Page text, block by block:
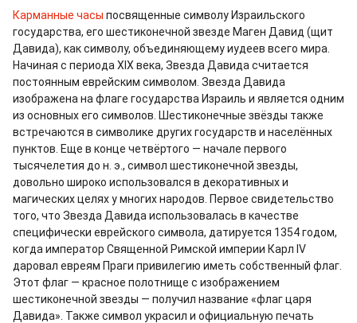
Карманные часы посвященные символу Израильского
государства, его шестиконечной звезде Маген Давид (щит
Давида), как символу, объединяющему иудеев всего мира.
Начиная с периода XIX века, Звезда Давида считается
постоянным еврейским символом. Звезда Давида
изображена на флаге государства Израиль и является одним
из основных его символов. Шестиконечные звёзды также
встречаются в символике других государств и населённых
пунктов. Еще в конце четвёртого — начале первого
тысячелетия до н. э., символ шестиконечной звезды,
довольно широко использовался в декоративных и
магических целях у многих народов. Первое свидетельство
того, что Звезда Давида использовалась в качестве
специфически еврейского символа, датируется 1354 годом,
когда император Священной Римской империи Карл IV
даровал евреям Праги привилегию иметь собственный флаг.
Этот флаг — красное полотнище с изображением
шестиконечной звезды — получил название «флаг царя
Давида». Также символ украсил и официальную печать